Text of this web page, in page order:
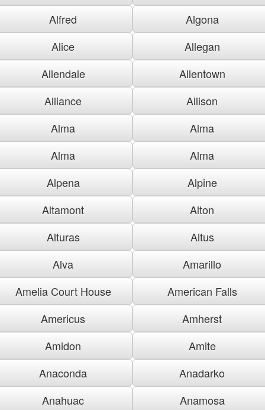
Alfred
Algona
Alice
Allegan
Allendale
Allentown
Alliance
Allison
Alma
Alma
Alma
Alma
Alpena
Alpine
Altamont
Alton
Alturas
Altus
Alva
Amarillo
Amelia Court House
American Falls
Americus
Amherst
Amidon
Amite
Anaconda
Anadarko
Anahuac
Anamosa